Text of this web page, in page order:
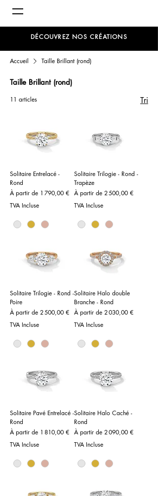
DÉCOUVREZ NOS CRÉATIONS
Accueil Taille Brillant (rond)
Taille Brillant (rond)
11 articles Tri
Solitaire Entrelacé -
Rond
À partir de 1 790,00 €
Prix promotionnel
TVA Incluse
Solitaire Trilogie - Rond -
Trapèze
À partir de 2 500,00 €
Prix promotionnel
TVA Incluse
Solitaire Trilogie - Rond -
Poire
À partir de 2 500,00 €
Prix promotionnel
TVA Incluse
Solitaire Halo double
Branche - Rond
À partir de 2 030,00 €
Prix promotionnel
TVA Incluse
Solitaire Pavé Entrelacé -
Rond
À partir de 1 810,00 €
Prix promotionnel
TVA Incluse
Solitaire Halo Caché -
Rond
À partir de 2 090,00 €
Prix promotionnel
TVA Incluse